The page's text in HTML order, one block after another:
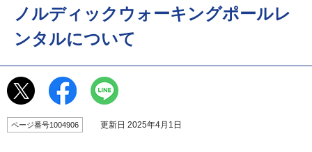
ノルディックウォーキングポールレ
ンタルについて
ページ番号1004906 更新日 2025年4月1日